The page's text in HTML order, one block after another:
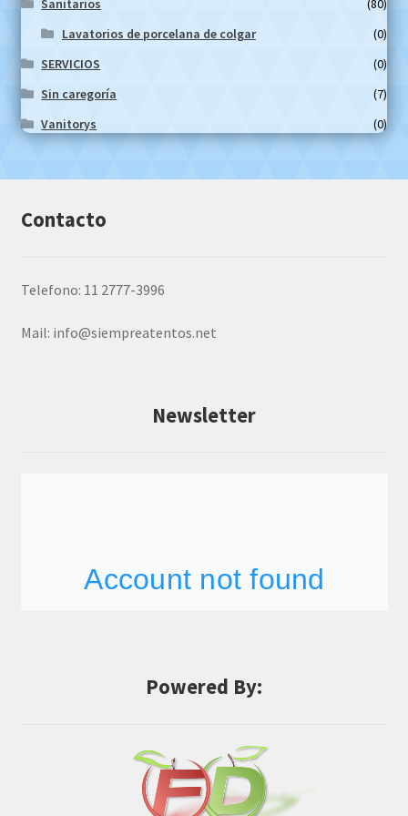
Lavatorios de porcelana de colgar
(0)
SERVICIOS
(0)
Sin caregoría
(7)
Vanitorys
(0)
Contacto
Telefono: 11 2777-3996
Mail: info@siempreatentos.net
Newsletter
Powered By: